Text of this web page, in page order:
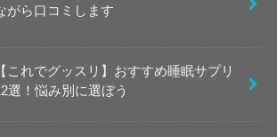
がら口コミします
【これでグッスリ】おすすめ睡眠サプリ
選！悩み別に選ぼう